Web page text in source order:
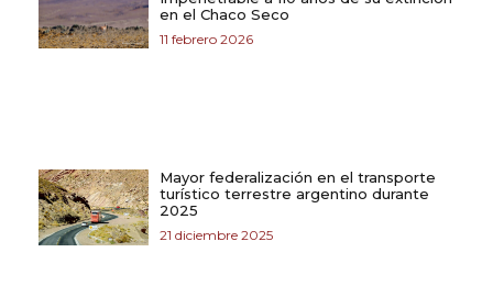
en el Chaco Seco
11 febrero 2026
Mayor federalización en el transporte
turístico terrestre argentino durante
2025
21 diciembre 2025